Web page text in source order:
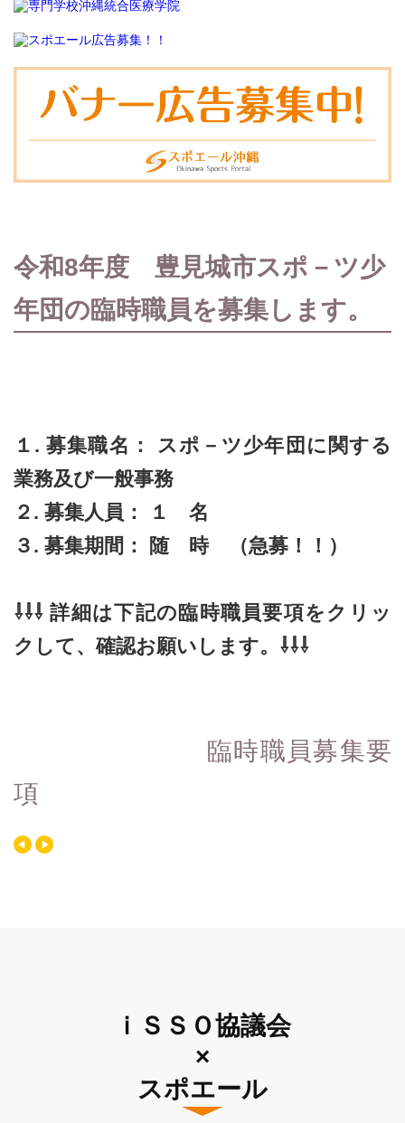
令和8年度 豊見城市スポ－ツ少
年団の臨時職員を募集します。
１. 募集職名： スポ－ツ少年団に関する
業務及び一般事務
２. 募集人員： １ 名
３. 募集期間： 随 時 （急募！！）
⇩⇩⇩ 詳細は下記の臨時職員要項をクリッ
クして、確認お願いします。⇩⇩⇩
臨時職員募集要
項
ｉＳＳＯ協議会
×
スポエール